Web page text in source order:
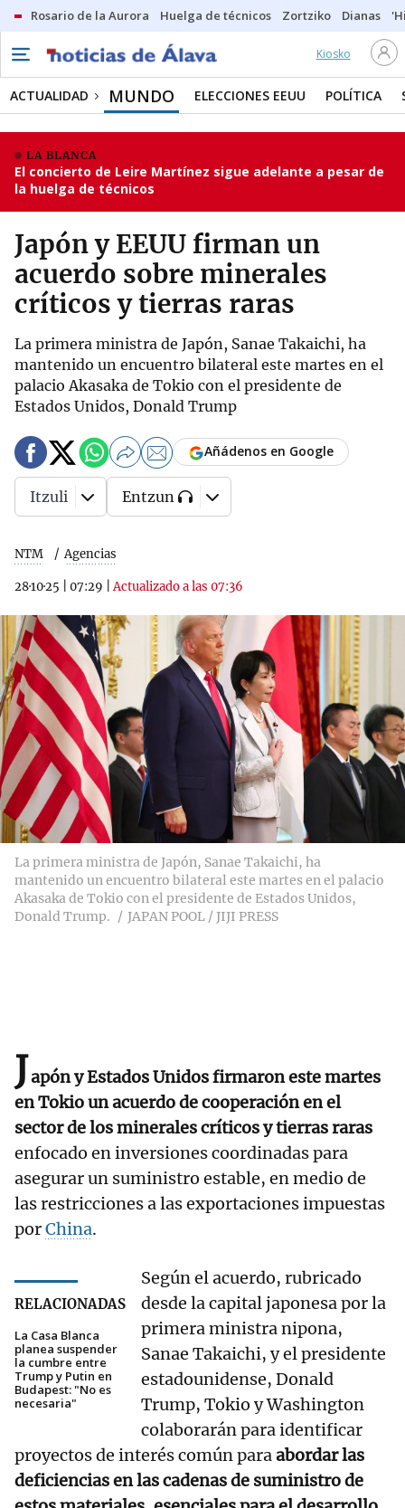
Rosario de la Aurora Huelga de técnicos Zortziko Dianas
Kiosko
ACTUALIDAD MUNDO ELECCIONES EEUU POLÍTICA
LA BLANCA
El concierto de Leire Martínez sigue adelante a pesar de
la huelga de técnicos
Japón y EEUU firman un
acuerdo sobre minerales
críticos y tierras raras
La primera ministra de Japón, Sanae Takaichi, ha
mantenido un encuentro bilateral este martes en el
palacio Akasaka de Tokio con el presidente de
Estados Unidos, Donald Trump
NTM Agencias
28·10·25 07:29 |Actualizado a las 07:36
Añádenos en Google
Itzuli Entzun
La primera ministra de Japón, Sanae Takaichi, ha
mantenido un encuentro bilateral este martes en el palacio
Akasaka de Tokio con el presidente de Estados Unidos,
Donald Trump.
JAPAN POOL / JIJI PRESS
Japón y Estados Unidos firmaron este martes
en Tokio un acuerdo de cooperación en el
sector de los minerales críticos y tierras raras
enfocado en inversiones coordinadas para
asegurar un suministro estable, en medio de
las restricciones a las exportaciones impuestas
porChina.
RELACIONADAS
La Casa Blanca
planea suspender
la cumbre entre
Trump y Putin en
Budapest: "No es
necesaria"
Según el acuerdo, rubricado
desde la capital japonesa por la
primera ministra nipona,
Sanae Takaichi, y el presidente
estadounidense, Donald
Trump, Tokio y Washington
colaborarán para identificar
proyectos de interés común paraabordar las
deficiencias en las cadenas de suministro de